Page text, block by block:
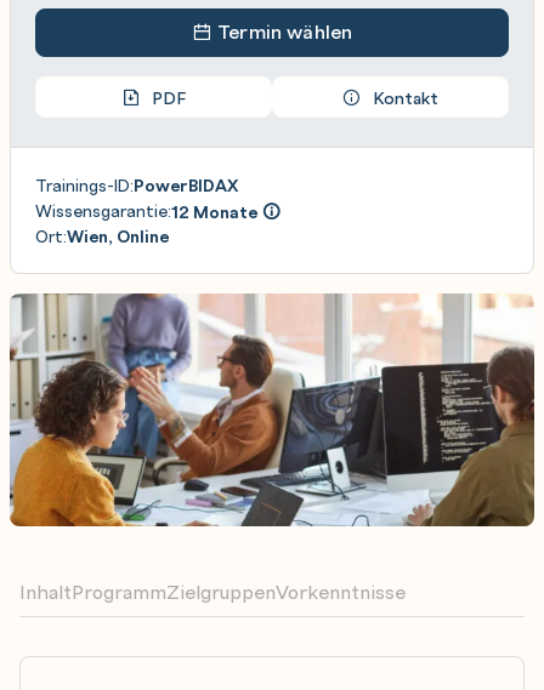
InhaltProgrammZielgruppenVorkenntnisse
Termin wählen
PDF Kontakt
Trainings-ID:PowerBIDAX
Wissensgarantie:12 Monate
Ort:Wien, Online